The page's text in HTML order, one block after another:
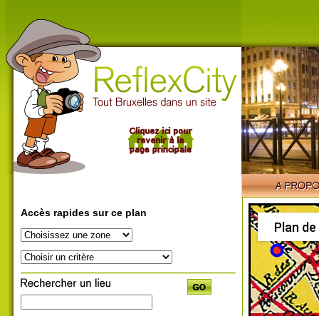
Accès rapides sur ce plan
Plan